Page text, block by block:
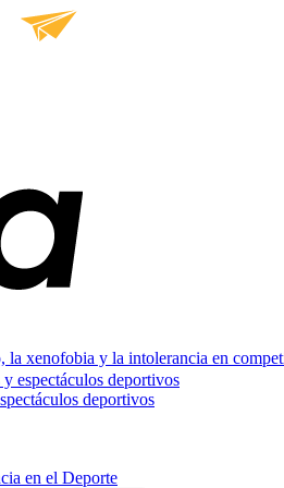
xenofobia y la intolerancia en
espectáculos deportivos
deportivos
en el Deporte